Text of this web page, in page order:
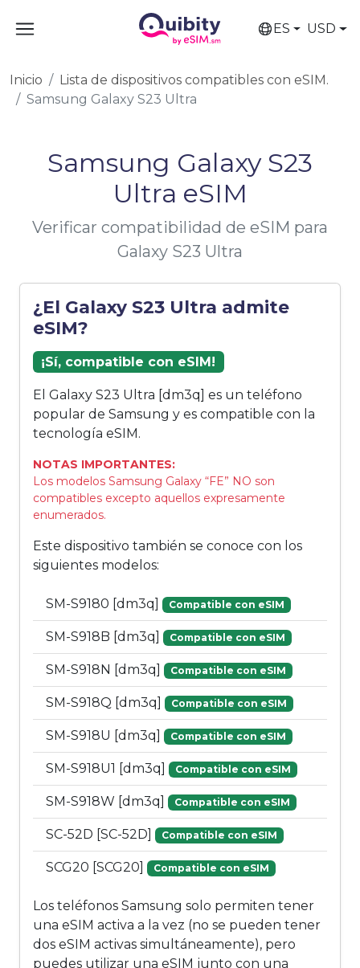
ES USD
Inicio
Lista de dispositivos compatibles con eSIM.
Samsung Galaxy S23 Ultra
Samsung Galaxy S23
Ultra eSIM
Verificar compatibilidad de eSIM para
Galaxy S23 Ultra
¿El Galaxy S23 Ultra admite
eSIM?
¡Sí, compatible con eSIM!
El Galaxy S23 Ultra [dm3q] es un teléfono
popular de Samsung y es compatible con la
tecnología eSIM.
NOTAS IMPORTANTES:
Los modelos Samsung Galaxy “FE” NO son
compatibles excepto aquellos expresamente
enumerados.
Este dispositivo también se conoce con los
siguientes modelos:
SM-S9180 [dm3q] Compatible con eSIM
SM-S918B [dm3q] Compatible con eSIM
SM-S918N [dm3q] Compatible con eSIM
SM-S918Q [dm3q] Compatible con eSIM
SM-S918U [dm3q] Compatible con eSIM
SM-S918U1 [dm3q] Compatible con eSIM
SM-S918W [dm3q] Compatible con eSIM
SC-52D [SC-52D] Compatible con eSIM
SCG20 [SCG20] Compatible con eSIM
Los teléfonos Samsung solo permiten tener
una eSIM activa a la vez (no se pueden tener
dos eSIM activas simultáneamente), pero
puedes utilizar una eSIM junto con una